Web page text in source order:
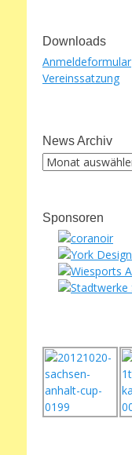
Downloads
Anmeldeformular
Vereinssatzung
News Archiv
News
Sponsoren